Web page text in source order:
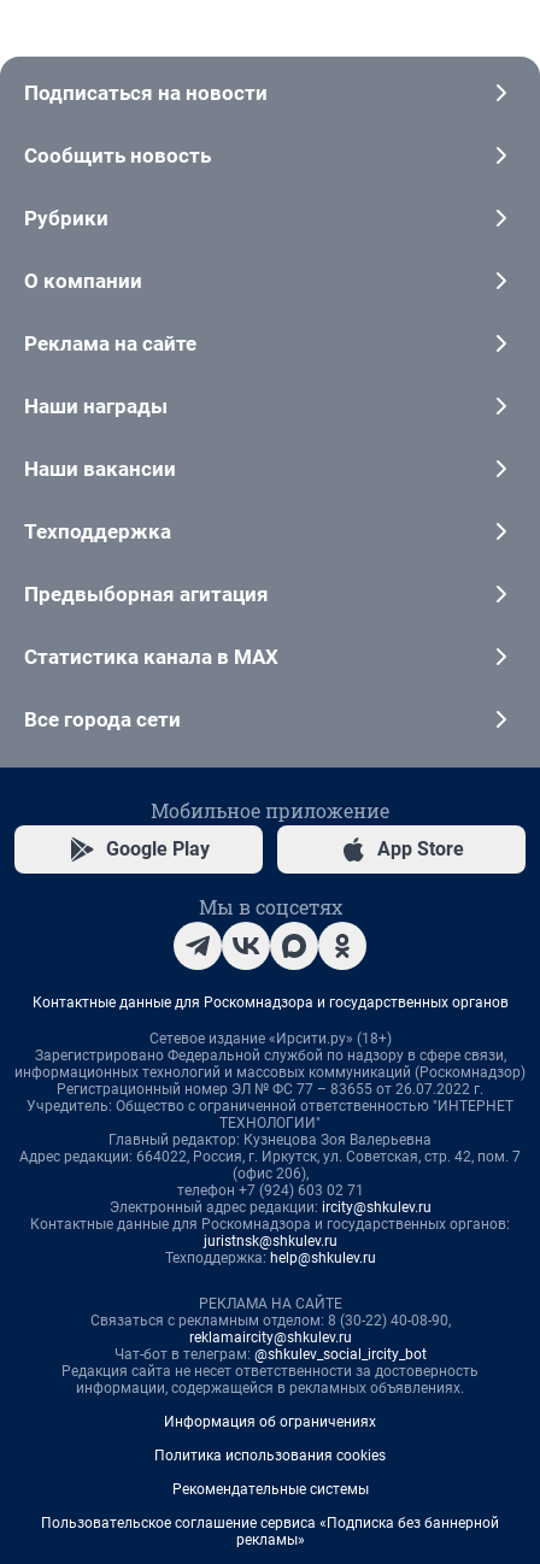
Подписаться на новости
Сообщить новость
Рубрики
О компании
Реклама на сайте
Наши награды
Наши вакансии
Техподдержка
Предвыборная агитация
Статистика канала в MAX
Все города сети
Мобильное приложение
Google Play App Store
Мы в соцсетях
Контактные данные для Роскомнадзора и государственных органов
Сетевое издание «Ирсити.ру» (18+)
Зарегистрировано Федеральной службой по надзору в сфере связи,
информационных технологий и массовых коммуникаций (Роскомнадзор)
Регистрационный номер ЭЛ № ФС 77 – 83655 от 26.07.2022 г.
Учредитель: Общество с ограниченной ответственностью "ИНТЕРНЕТ
ТЕХНОЛОГИИ"
Главный редактор: Кузнецова Зоя Валерьевна
Адрес редакции: 664022, Россия, г. Иркутск, ул. Советская, стр. 42, пом. 7
(офис 206),
телефон +7 (924) 603 02 71
Электронный адрес редакции: ircity@shkulev.ru
Контактные данные для Роскомнадзора и государственных органов:
juristnsk@shkulev.ru
Техподдержка: help@shkulev.ru
РЕКЛАМА НА САЙТЕ
Связаться с рекламным отделом: 8 (30-22) 40-08-90,
reklamaircity@shkulev.ru
Чат-бот в телеграм: @shkulev_social_ircity_bot
Редакция сайта не несет ответственности за достоверность
информации, содержащейся в рекламных объявлениях.
Информация об ограничениях
Политика использования cookies
Рекомендательные системы
Пользовательское соглашение сервиса «Подписка без баннерной
рекламы»